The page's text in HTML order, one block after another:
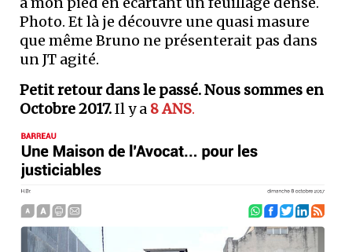
Photo. Et là je découvre une quasi masure
que même Bruno ne présenterait pas dans
un JT agité.
Petit retour dans le passé. Nous sommes en
Octobre 2017.Il y a 8 ANS.